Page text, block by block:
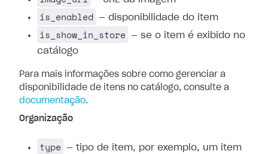
is_enabled — disponibilidade do item
is_show_in_store
— se o item é exibido no
catálogo
Para mais informações sobre como gerenciar a
disponibilidade de itens no catálogo, consulte a
documentação.
Organização
type
— tipo de item, por exemplo, um item